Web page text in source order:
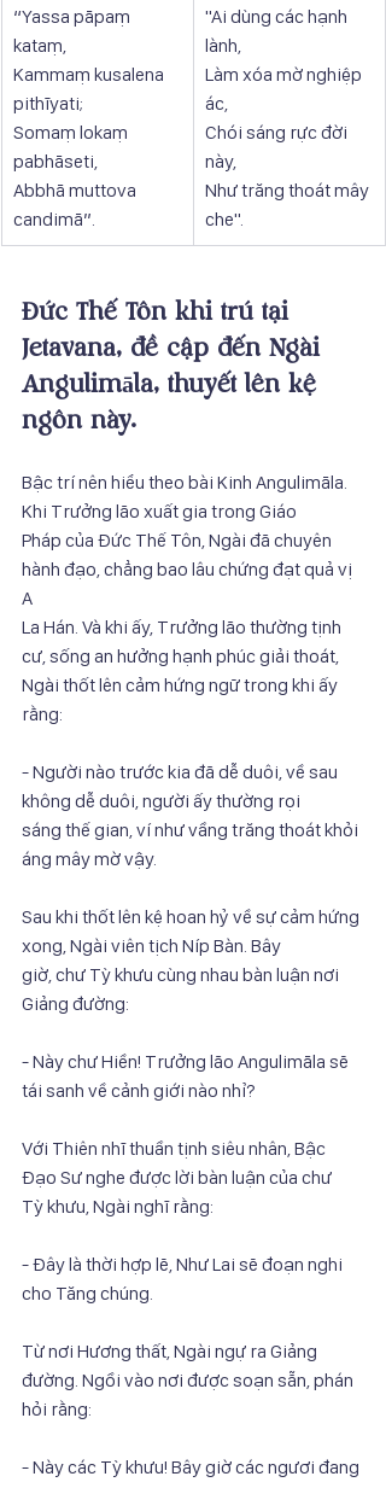
“Yassa pāpaṃ
kataṃ,
Kammaṃ kusalena
pithīyati;
Somaṃ lokaṃ
pabhāseti,
Abbhā muttova
candimā”.
"Ai dùng các hạnh
lành,
Làm xóa mờ nghiệp
ác,
Chói sáng rực đời
này,
Như trăng thoát mây
che".
Đức Thế Tôn khi trú tại
Jetavana, đề cập đến Ngài
Angulimāla, thuyết lên kệ
ngôn này.
Bậc trí nên hiểu theo bài Kinh Angulimāla.
Khi Trưởng lão xuất gia trong Giáo
Pháp của Đức Thế Tôn, Ngài đã chuyên
hành đạo, chẳng bao lâu chứng đạt quả vị
A
La Hán. Và khi ấy, Trưởng lão thường tịnh
cư, sống an hưởng hạnh phúc giải thoát,
Ngài thốt lên cảm hứng ngữ trong khi ấy
rằng:
- Người nào trước kia đã dễ duôi, về sau
không dễ duôi, người ấy thường rọi
sáng thế gian, ví như vầng trăng thoát khỏi
áng mây mờ vậy.
Sau khi thốt lên kệ hoan hỷ về sự cảm hứng
xong, Ngài viên tịch Níp Bàn. Bây
giờ, chư Tỳ khưu cùng nhau bàn luận nơi
Giảng đường:
- Này chư Hiền! Trưởng lão Angulimāla sẽ
tái sanh về cảnh giới nào nhỉ?
Với Thiên nhĩ thuần tịnh siêu nhân, Bậc
Đạo Sư nghe được lời bàn luận của chư
Tỳ khưu, Ngài nghĩ rằng:
- Đây là thời hợp lẽ, Như Lai sẽ đoạn nghi
cho Tăng chúng.
Từ nơi Hương thất, Ngài ngự ra Giảng
đường. Ngồi vào nơi được soạn sẵn, phán
hỏi rằng:
- Này các Tỳ khưu! Bây giờ các ngươi đang